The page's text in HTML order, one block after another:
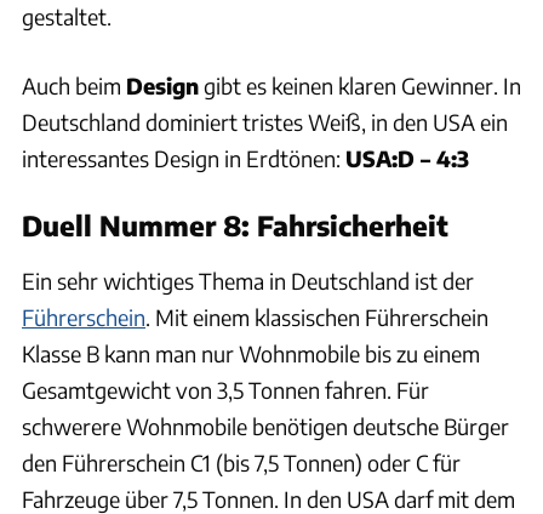
gestaltet.
Auch beim Designgibt es keinen klaren Gewinner. In
Deutschland dominiert tristes Weiß, in den USA ein
interessantes Design in Erdtönen: USA:D – 4:3
Duell Nummer 8: Fahrsicherheit
Ein sehr wichtiges Thema in Deutschland ist der
Führerschein. Mit einem klassischen Führerschein
Klasse B kann man nur Wohnmobile bis zu einem
Gesamtgewicht von 3,5 Tonnen fahren. Für
schwerere Wohnmobile benötigen deutsche Bürger
den Führerschein C1 (bis 7,5 Tonnen) oder C für
Fahrzeuge über 7,5 Tonnen. In den USA darf mit dem